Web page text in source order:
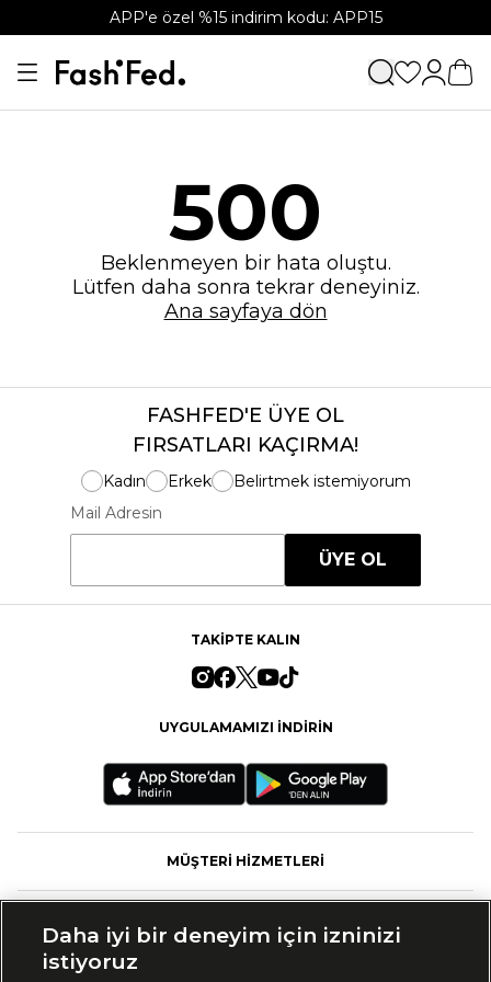
APP'e özel %15 indirim kodu: APP15
500
Beklenmeyen bir hata oluştu.
Lütfen daha sonra tekrar deneyiniz.
Ana sayfaya dön
FASHFED'E ÜYE OL
FIRSATLARI KAÇIRMA!
Kadın Erkek
Belirtmek istemiyorum
Mail Adresin
ÜYE OL
TAKİPTE KALIN
UYGULAMAMIZI İNDİRİN
MÜŞTERİ HİZMETLERİ
Daha iyi bir deneyim için izninizi
istiyoruz